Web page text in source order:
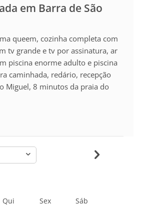
em Barra de São
queem, cozinha completa com
tv grande e tv por assinatura, ar
piscina enorme adulto e piscina
caminhada, redário, recepção
Miguel, 8 minutos da praia do
Qui Sex Sáb